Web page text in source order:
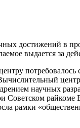
достижений в
выдается за
научных
Советском
рамки